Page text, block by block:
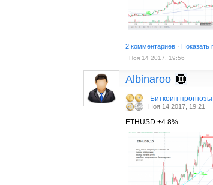
2 комментариев · Показать
Ноя 14 2017, 19:56
Albinaroo
Биткоин
Ноя 14 2017, 19:21
ETHUSD +4.8%